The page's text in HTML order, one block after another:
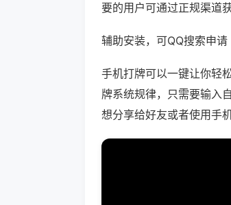
要的用户可通过正规渠道
辅助安装，可QQ搜索申
手机打牌可以一键让你轻
牌系统规律，只需要输入
想分享给好友或者使用手